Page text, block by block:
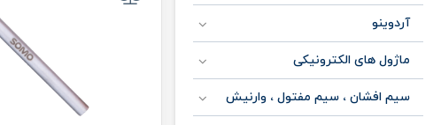
آردوینو
ماژول های الکترونیکی
سیم افشان ، سیم مفتول ، وارنیش